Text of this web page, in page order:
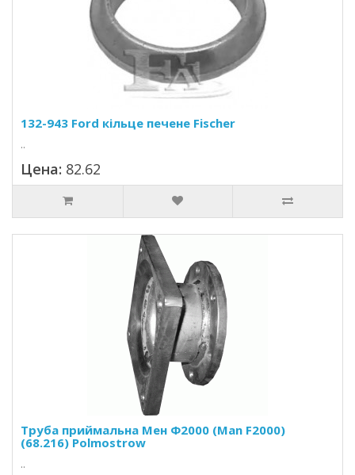
132-943 Ford кільце печене Fischer
..
Цена: 82.62
Труба приймальна Мен Ф2000 (Man F2000)
(68.216) Polmostrow
..